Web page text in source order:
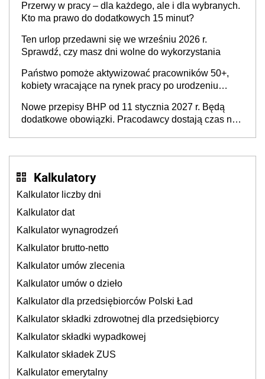
refundacji, ale bariery po stronie systemu i
świadomości pracodawców [WYWIAD]
Przerwy w pracy – dla każdego, ale i dla wybranych.
Kto ma prawo do dodatkowych 15 minut?
Ten urlop przedawni się we wrześniu 2026 r.
Sprawdź, czy masz dni wolne do wykorzystania
Państwo pomoże aktywizować pracowników 50+,
kobiety wracające na rynek pracy po urodzeniu
neuroatypowe. Powstanie Fundusz na rzecz
Inkluzywności w Zatrudnianiu?
Nowe przepisy BHP od 11 stycznia 2027 r. Będą
dodatkowe obowiązki. Pracodawcy dostają czas na
Kalkulatory
Kalkulator liczby dni
Kalkulator dat
Kalkulator wynagrodzeń
Kalkulator brutto-netto
Kalkulator umów zlecenia
Kalkulator umów o dzieło
Kalkulator dla przedsiębiorców Polski Ład
Kalkulator składki zdrowotnej dla przedsiębiorcy
Kalkulator składki wypadkowej
Kalkulator składek ZUS
Kalkulator emerytalny